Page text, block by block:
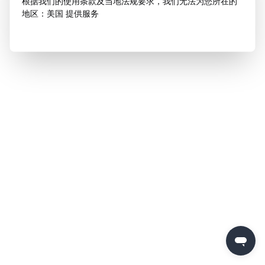
地区：美国 提供服务